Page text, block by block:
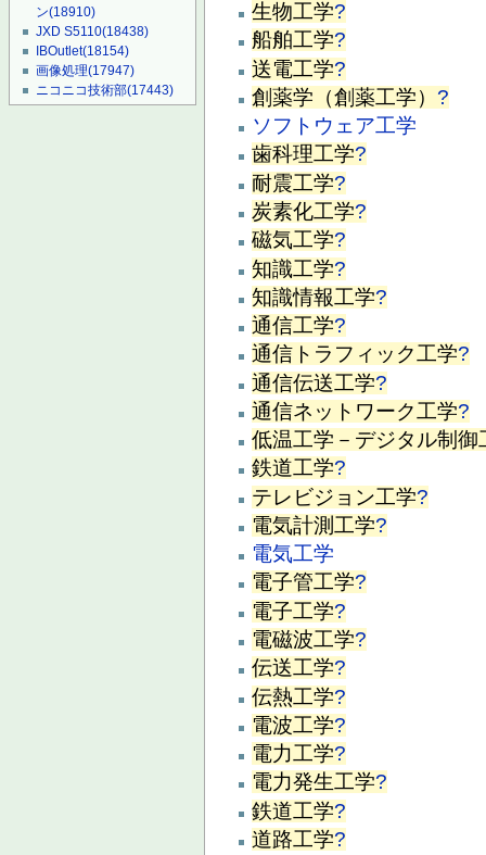
ン(18910)
JXD S5110(18438)
IBOutlet(18154)
画像処理(17947)
ニコニコ技術部(17443)
生物工学?
船舶工学?
送電工学?
創薬学（創薬工学） ?
ソフトウェア工学
歯科理工学?
耐震工学?
炭素化工学?
磁気工学?
知識工学?
知識情報工学?
通信工学?
通信トラフィック工学?
通信伝送工学?
通信ネットワーク工学?
低温工学－デジタル制御
鉄道工学?
テレビジョン工学?
電気計測工学?
電気工学
電子管工学?
電子工学?
電磁波工学?
伝送工学?
伝熱工学?
電波工学?
電力工学?
電力発生工学?
鉄道工学?
道路工学?